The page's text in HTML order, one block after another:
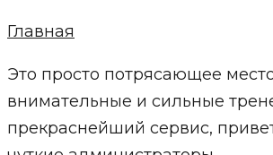
Главная
Это просто потрясающее
внимательные и сильные
прекраснейший сервис,